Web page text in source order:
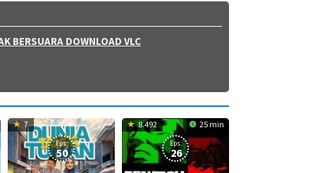
BERSUARA DOWNLOAD VLC
7
Eps:
50
8.492 25 min
Eps:
26